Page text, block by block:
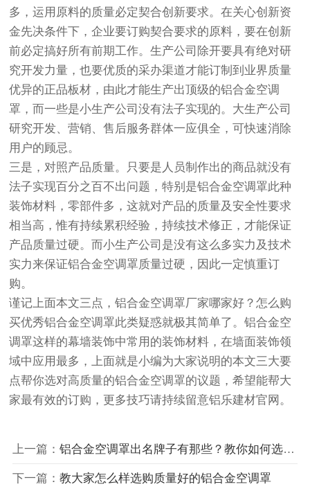
多，运用原料的质量必定契合创新要求。在关心创新资
金先决条件下，企业要订购契合要求的原料，要在创新
前必定搞好所有前期工作。生产公司除开要具有绝对研
究开发力量，也要优质的采办渠道才能订制到业界质量
优异的正品板材，由此才能生产出顶级的铝合金空调
罩，而一些是小生产公司没有法子实现的。大生产公司
研究开发、营销、售后服务群体一应俱全，可快速消除
用户的顾忌。
三是，对照产品质量。只要是人员制作出的商品就没有
法子实现百分之百不出问题，特别是铝合金空调罩此种
装饰材料，零部件多，这就对产品的质量及安全性要求
相当高，惟有持续累积经验，持续技术修正，才能保证
产品质量过硬。而小生产公司是没有这么多实力及技术
实力来保证铝合金空调罩质量过硬，因此一定慎重订
购。
谨记上面本文三点，铝合金空调罩厂家哪家好？怎么购
买优秀铝合金空调罩此类疑惑就极其简单了。铝合金空
调罩这样的幕墙装饰中常用的装饰材料，在墙面装饰领
域中应用最多，上面就是小编为大家说明的本文三大要
点帮你选对高质量的铝合金空调罩的议题，希望能帮大
家最有效的订购，更多技巧请持续留意铝乐建材官网。
上一篇： 铝合金空调罩出名牌子有那些？教你如何选购优秀铝合金空调罩
下一篇： 教大家怎么样选购质量好的铝合金空调罩